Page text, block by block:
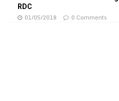
RDC
01/05/2018 0 Comments